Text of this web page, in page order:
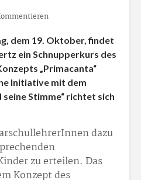
dem 19. Oktober, findet
ein Schnupperkurs des
„Primacanta“
Initiative mit dem
Stimme“ richtet sich
dazu
zu erteilen. Das
Konzept des